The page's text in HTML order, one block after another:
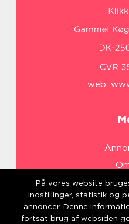
web:
På vores website
indstillinger, statistik og
annoncer. Denne
fortsat brug af websiden